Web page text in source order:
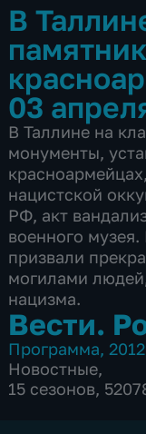
В
03
В Таллине на
монументы,
нацистской
РФ, акт
военного
призвали
могилами
нацизма.
Вести.
Программа,
Новостные,
15 сезонов,